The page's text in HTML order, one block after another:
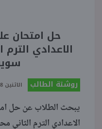
حل امتحان
الاعدادي
سويف
روشتة الطالب الاثنين 08-06-2026 01:48 مـ
يبحث الطلاب عن حل
الاعدادي الترم